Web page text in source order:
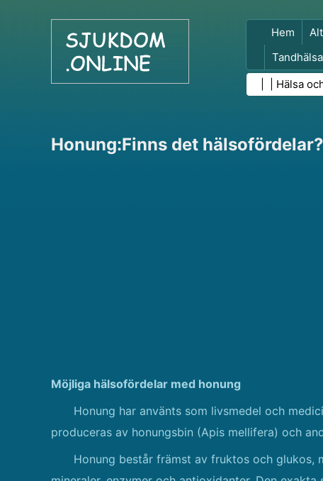
Hem
Tandhälsa
Hälsa
Honung:Finns det hälsofördelar?
Möjliga hälsofördelar med honung
Honung har använts som livsmedel och
produceras av honungsbin (Apis mellifera) och
Honung består främst av fruktos och glukos,